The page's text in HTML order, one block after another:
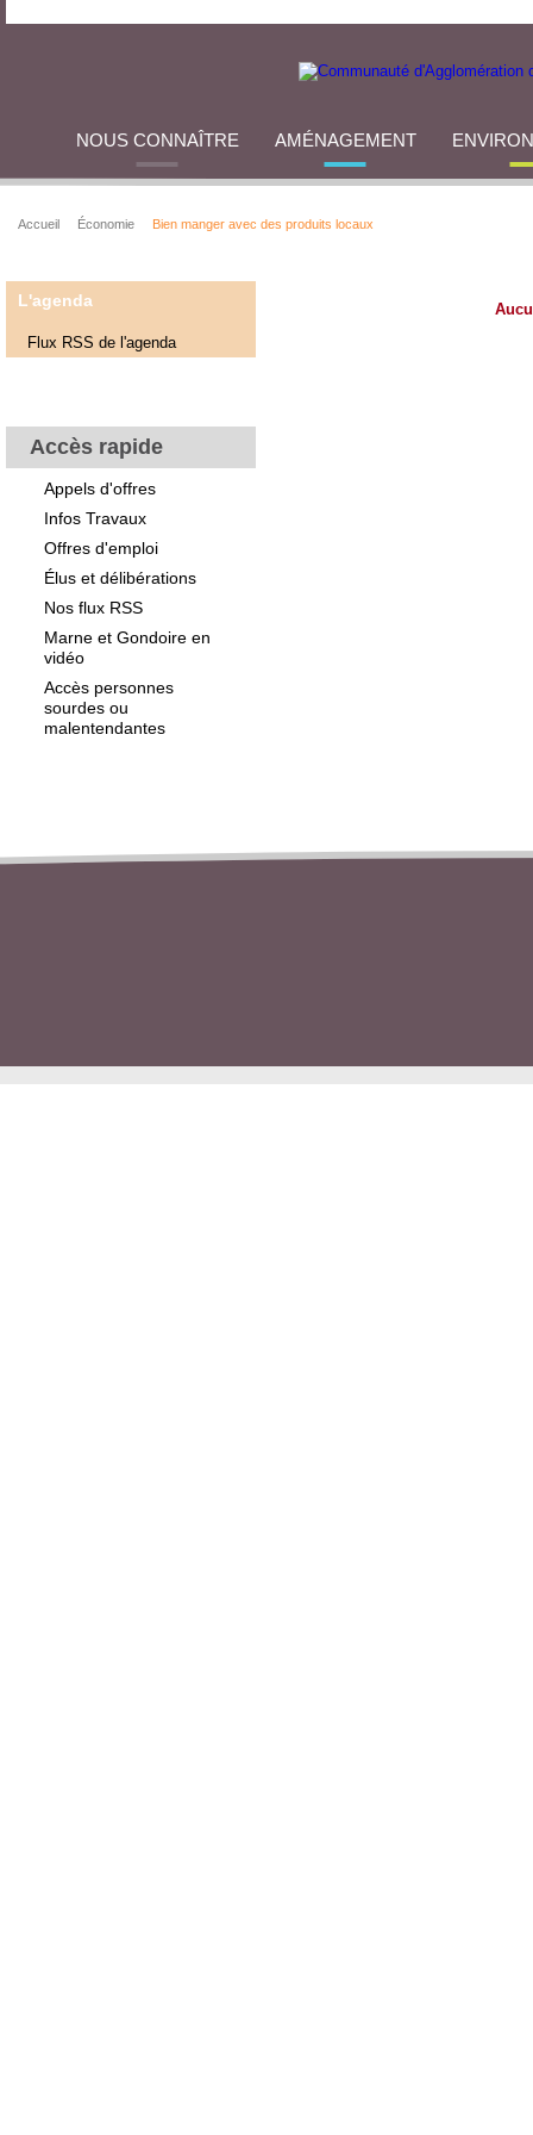
NOUS CONNAÎTRE AMÉNAGEMENT
Accueil Économie Bien manger avec des produits locaux
L'agenda
Flux RSS de l'agenda
Accès rapide
Appels d'offres
Infos Travaux
Offres d'emploi
Élus et délibérations
Nos flux RSS
Marne et Gondoire en
vidéo
Accès personnes
sourdes ou
malentendantes